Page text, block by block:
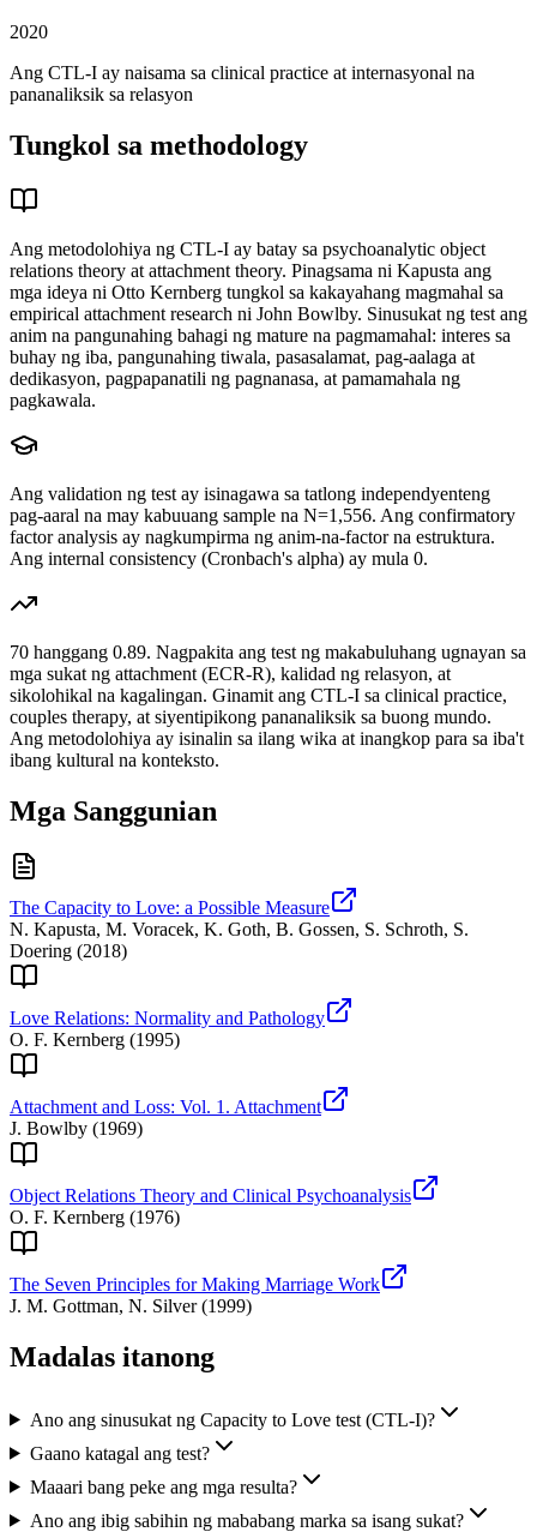
2020
Ang CTL-I ay naisama sa clinical practice at internasyonal na
pananaliksik sa relasyon
Tungkol sa methodology
Ang metodolohiya ng CTL-I ay batay sa psychoanalytic object
relations theory at attachment theory. Pinagsama ni Kapusta ang
mga ideya ni Otto Kernberg tungkol sa kakayahang magmahal sa
empirical attachment research ni John Bowlby. Sinusukat ng test ang
anim na pangunahing bahagi ng mature na pagmamahal: interes sa
buhay ng iba, pangunahing tiwala, pasasalamat, pag-aalaga at
dedikasyon, pagpapanatili ng pagnanasa, at pamamahala ng
pagkawala.
Ang validation ng test ay isinagawa sa tatlong independyenteng
pag-aaral na may kabuuang sample na N=1,556. Ang confirmatory
factor analysis ay nagkumpirma ng anim-na-factor na estruktura.
Ang internal consistency (Cronbach's alpha) ay mula 0.
70 hanggang 0.89. Nagpakita ang test ng makabuluhang ugnayan sa
mga sukat ng attachment (ECR-R), kalidad ng relasyon, at
sikolohikal na kagalingan. Ginamit ang CTL-I sa clinical practice,
couples therapy, at siyentipikong pananaliksik sa buong mundo.
Ang metodolohiya ay isinalin sa ilang wika at inangkop para sa iba't
ibang kultural na konteksto.
Mga Sanggunian
The Capacity to Love: a Possible Measure
N. Kapusta, M. Voracek, K. Goth, B. Gossen, S. Schroth, S.
Doering (2018)
Love Relations: Normality and Pathology
O. F. Kernberg (1995)
Attachment and Loss: Vol. 1. Attachment
J. Bowlby (1969)
Object Relations Theory and Clinical Psychoanalysis
O. F. Kernberg (1976)
The Seven Principles for Making Marriage Work
J. M. Gottman, N. Silver(1999)
Madalas itanong
Ano ang sinusukat ng Capacity to Love test (CTL-I)?
Gaano katagal ang test?
Maaari bang peke ang mga resulta?
Ano ang ibig sabihin ng mababang marka sa isang sukat?